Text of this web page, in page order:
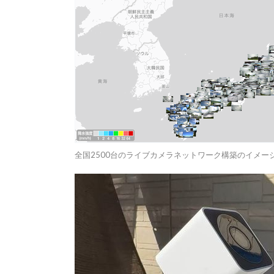
全国2500台のライブカメラネットワーク構築のイメー